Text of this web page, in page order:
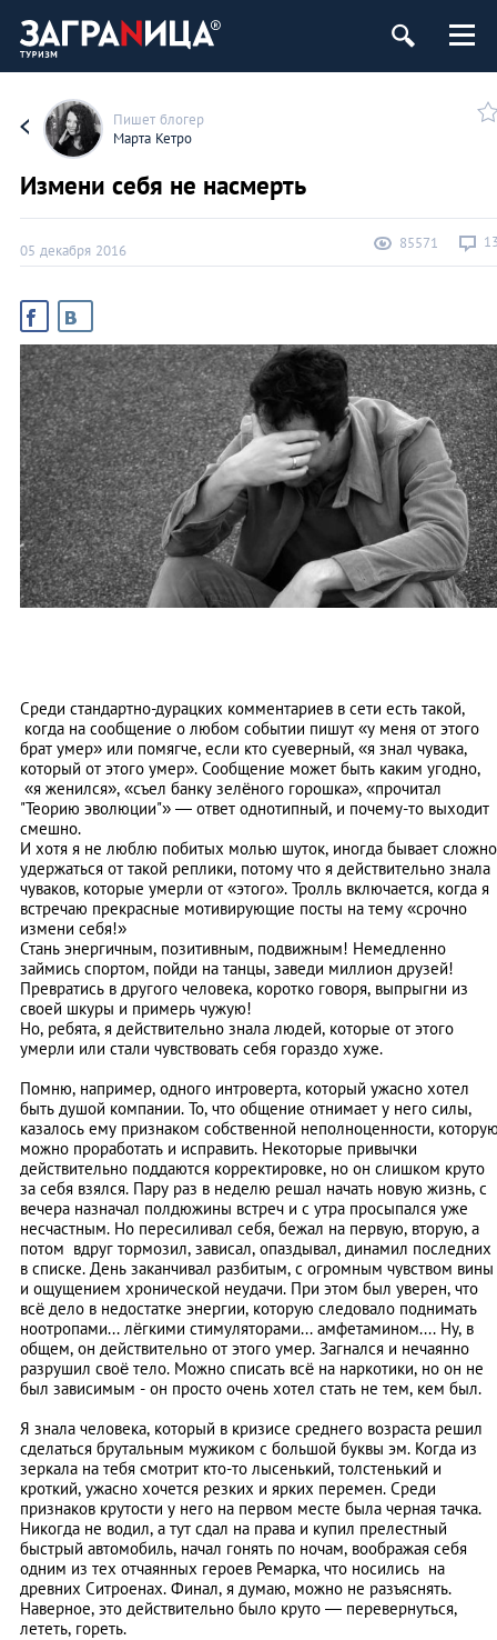
Пишет блогер
Марта Кетро
Измени себя не насмерть
05 декабря 2016 85571
Среди стандартно-дурацких комментариев в сети есть такой,
когда на сообщение о любом событии пишут «у меня от этого
брат умер» или помягче, если кто суеверный, «я знал чувака,
который от этого умер». Сообщение может быть каким угодно,
«я женился», «съел банку зелёного горошка», «прочитал
"Теорию эволюции"» — ответ однотипный, и почему-то выходит
смешно.
И хотя я не люблю побитых молью шуток, иногда бывает сложно
удержаться от такой реплики, потому что я действительно знала
чуваков, которые умерли от «этого». Тролль включается, когда я
встречаю прекрасные мотивирующие посты на тему «срочно
измени себя!»
Стань энергичным, позитивным, подвижным! Немедленно
займись спортом, пойди на танцы, заведи миллион друзей!
Превратись в другого человека, коротко говоря, выпрыгни из
своей шкуры и примерь чужую!
Но, ребята, я действительно знала людей, которые от этого
умерли или стали чувствовать себя гораздо хуже.
Помню, например, одного интроверта, который ужасно хотел
быть душой компании. То, что общение отнимает у него силы,
казалось ему признаком собственной неполноценности,
можно проработать и исправить. Некоторые привычки
действительно поддаются корректировке, но он слишком круто
за себя взялся. Пару раз в неделю решал начать новую жизнь, с
вечера назначал полдюжины встреч и с утра просыпался уже
несчастным. Но пересиливал себя, бежал на первую, вторую, а
потом вдруг тормозил, зависал, опаздывал, динамил последних
в списке. День заканчивал разбитым, с огромным чувством вины
и ощущением хронической неудачи. При этом был уверен, что
всё дело в недостатке энергии, которую следовало поднимать
ноотропами... лёгкими стимуляторами... амфетамином.... Ну, в
общем, он действительно от этого умер. Загнался и нечаянно
разрушил своё тело. Можно списать всё на наркотики, но он не
был зависимым - он просто очень хотел стать не тем, кем был.
Я знала человека, который в кризисе среднего возраста решил
сделаться брутальным мужиком с большой буквы эм. Когда из
зеркала на тебя смотрит кто-то лысенький, толстенький и
кроткий, ужасно хочется резких и ярких перемен. Среди
признаков крутости у него на первом месте была черная тачка.
Никогда не водил, а тут сдал на права и купил прелестный
быстрый автомобиль, начал гонять по ночам, воображая себя
одним из тех отчаянных героев Ремарка, что носились на
древних Ситроенах. Финал, я думаю, можно не разъяснять.
Наверное, это действительно было круто — перевернуться,
лететь, гореть.